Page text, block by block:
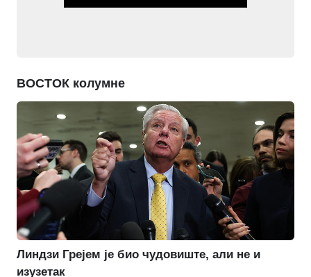
ВОСТОК колумне
Линдзи Грејем је био чудовиште, али не и
изузетак